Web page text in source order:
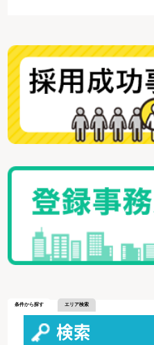
条件から探す エリア検索
検索